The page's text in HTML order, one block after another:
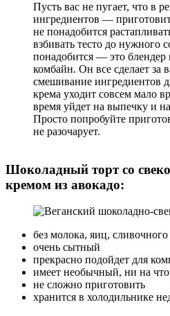
Пусть вас не пугает, что в
ингредиентов —
не понадобится
взбивать тесто до нужного
понадобится — это
комбайн. Он все сделает за
смешивание ингредиентов
крема уходит совсем мало
время уйдет на выпечку и
Просто попробуйте
не разочарует.
Шоколадный торт со
кремом из авокадо:
без молока, яиц,
очень сытный
прекрасно подойдет для
имеет необычный, ни на
не сложно приготовить
хранится в холодильнике